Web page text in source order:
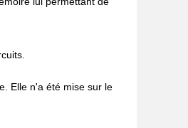
Elle n'a été mise sur le